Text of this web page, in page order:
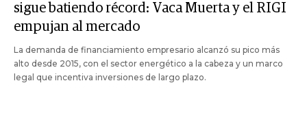
sigue batiendo récord: Vaca Muerta y el RIGI
empujan al mercado
La demanda de financiamiento empresario alcanzó su pico más
alto desde 2015, con el sector energético a la cabeza y un marco
legal que incentiva inversiones de largo plazo.